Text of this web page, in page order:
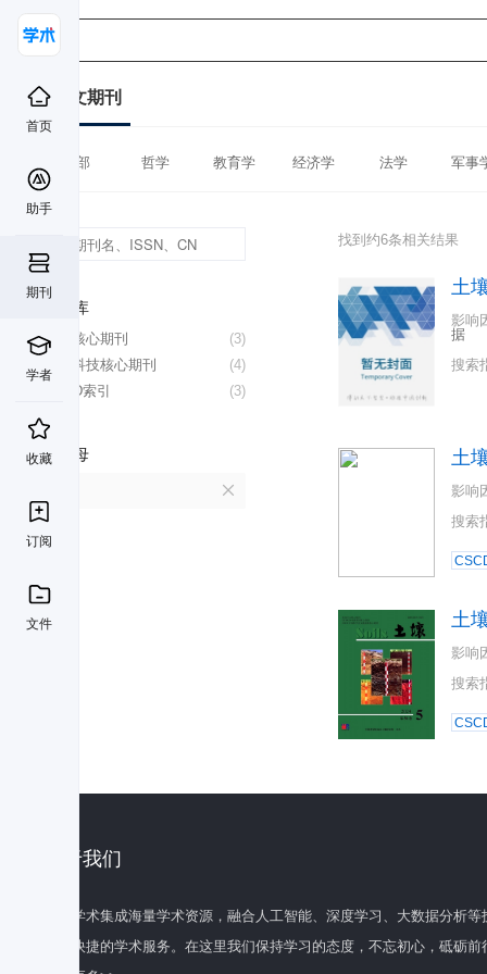
首页
助手
期刊
学者
收藏
订阅
文件
中文期刊
全部 哲学 教育学 经济学 法学 军事
数据库
(3)
北大核心期刊
(4)
中国科技核心期刊
(3)
CSCD索引
首字母
找到约6条相关结果
土
影响
据
搜索
土
影响
搜索
土
影响
搜索
关于我们
百度学术集成海量学术资源，融合人工智能、深度学习、大数据分析
全面快捷的学术服务。在这里我们保持学习的态度，不忘初心，砥砺前